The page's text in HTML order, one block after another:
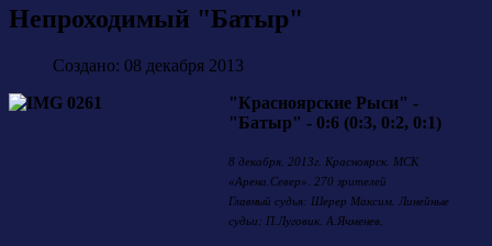
Непроходимый "Батыр"
Создано: 08 декабря 2013
"Красноярские Рыси" -
"Батыр" - 0:6 (0:3, 0:2, 0:1)
8 декабря. 2013г. Красноярск. МСК
«Арена.Север». 270 зрителей
Главный судья: Шерер Максим. Линейные
судьи: П.Луговик. А.Ячменев.